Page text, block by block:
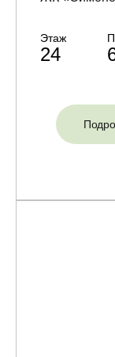
Этаж
24